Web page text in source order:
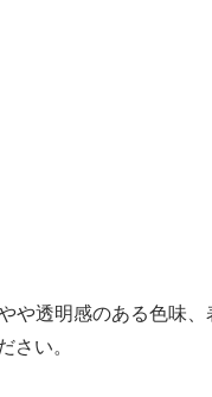
や透明感のある色味
さい。